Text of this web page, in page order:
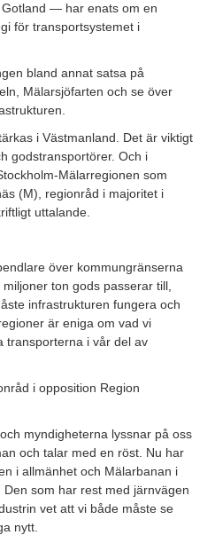
— har enats om en
för transportsystemet i
bland annat satsa på
Mälarsjöfarten och se över
i Västmanland. Det är viktigt
godstransportörer. Och i
Mälarregionen som
(M), regionråd i majoritet i
uttalande.
över kommungränserna
ton gods passerar till,
infrastrukturen fungera och
är eniga om vad vi
transporterna i vår del av
i opposition Region
myndigheterna lyssnar på oss
och talar med en röst. Nu har
i allmänhet och Mälarbanan i
som har rest med järnvägen
vet att vi både måste se
nytt.